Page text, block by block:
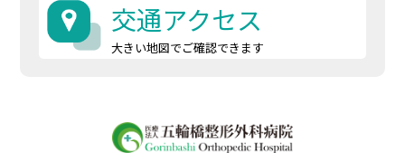
交通アクセス
大きい地図でご確認できます